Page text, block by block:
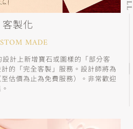
客製化
MADE
計上新增寶石或圖樣的「部分客
的「完全客製」服務。設計師將為
估價為止為免費服務）。非常歡迎